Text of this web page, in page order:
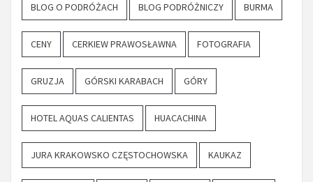
BLOG O PODRÓŻACH BLOG PODRÓŻNICZY BURMA
CENY CERKIEW PRAWOSŁAWNA FOTOGRAFIA
GRUZJA GÓRSKI KARABACH GÓRY
HOTEL AQUAS CALIENTAS HUACACHINA
JURA KRAKOWSKO CZĘSTOCHOWSKA KAUKAZ